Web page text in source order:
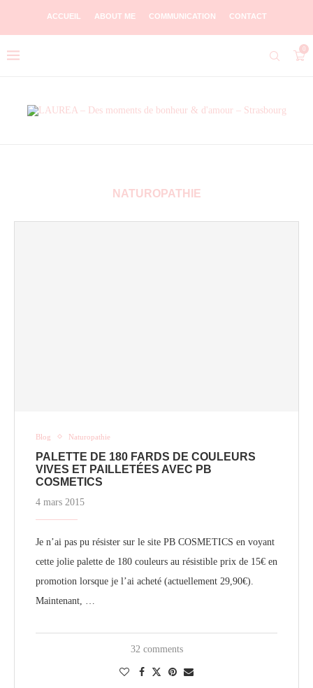
ACCUEIL ABOUT ME COMMUNICATION CONTACT
0
NATUROPATHIE
Blog Naturopathie
PALETTE DE 180 FARDS DE COULEURS
VIVES ET PAILLETÉES AVEC PB
COSMETICS
4 mars 2015
Je n’ai pas pu résister sur le site PB COSMETICS en voyant
cette jolie palette de 180 couleurs au résistible prix de 15€ en
promotion lorsque je l’ai acheté (actuellement 29,90€).
Maintenant, …
32 comments